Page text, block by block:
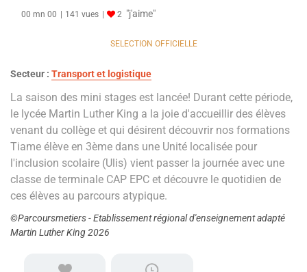
00 mn 00 141 vues 2 "j'aime"
SELECTION OFFICIELLE
Secteur : Transport et logistique
La saison des mini stages est lancée! Durant cette période,
le lycée Martin Luther King a la joie d'accueillir des élèves
venant du collège et qui désirent découvrir nos formations
Tiame élève en 3ème dans une Unité localisée pour
l'inclusion scolaire (Ulis) vient passer la journée avec une
classe de terminale CAP EPC et découvre le quotidien de
ces élèves au parcours atypique.
©Parcoursmetiers - Etablissement régional d'enseignement adapté
Martin Luther King 2026